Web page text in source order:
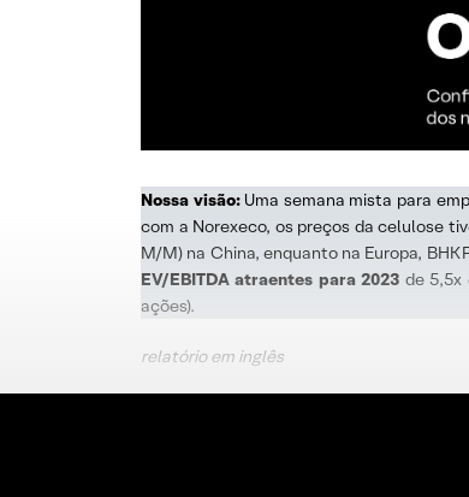
Nossa visão: Uma semana mista para
com a Norexeco, os preços da celulose
M/M) na China, enquanto na Europa,
EV/EBITDA atraentes para 2023 de 5,5x
ações).
relatório em inglês